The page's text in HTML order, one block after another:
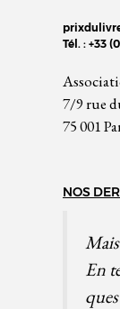
Tél. : +33
7/9 rue
75 001
NOS
En